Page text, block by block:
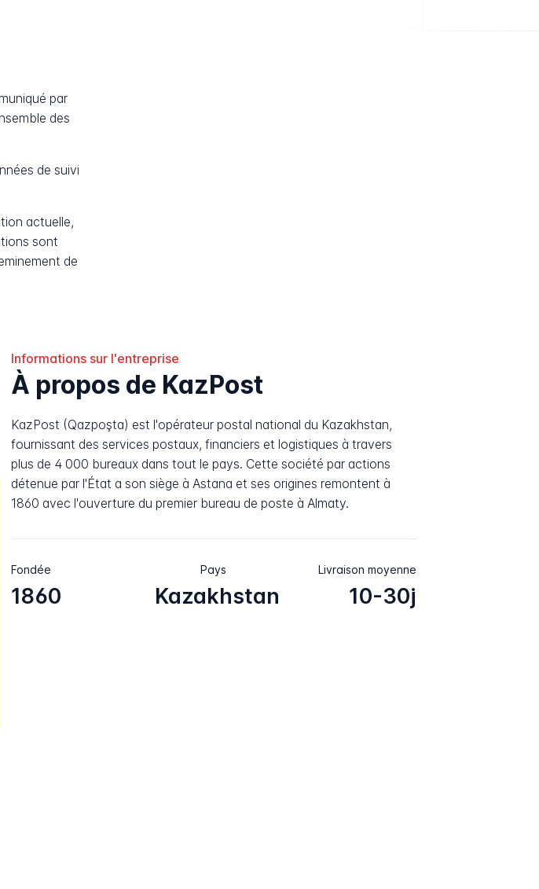
par
des
de suivi
actuelle,
sont
de
Informations sur l'entreprise
À propos de KazPost
KazPost (Qazpoşta) est l'opérateur postal national du Kazakhstan,
fournissant des services postaux, financiers et logistiques à travers
plus de 4 000 bureaux dans tout le pays. Cette société par actions
détenue par l'État a son siège à Astana et ses origines remontent à
1860 avec l'ouverture du premier bureau de poste à Almaty.
Fondée
1860
Pays
Kazakhstan
Livraison moyenne
10-30j